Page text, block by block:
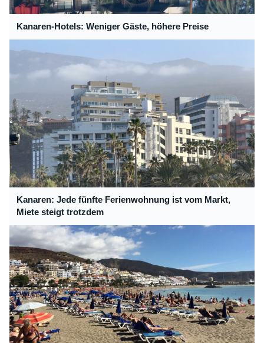
Kanaren-Hotels: Weniger Gäste, höhere Preise
Kanaren: Jede fünfte Ferienwohnung ist vom Markt,
Miete steigt trotzdem